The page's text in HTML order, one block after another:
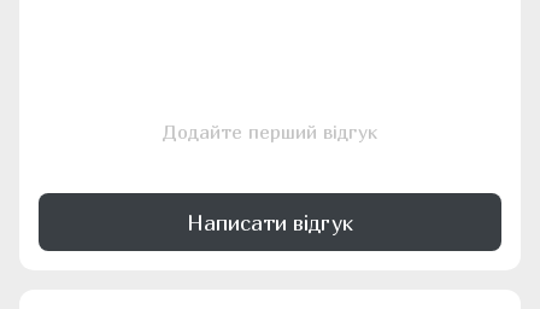
Додайте перший відгук
Написати відгук